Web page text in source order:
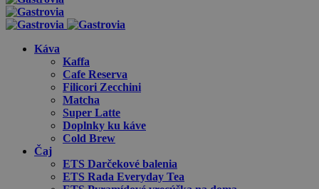
Káva
Kaffa
Cafe Reserva
Filicori Zecchini
Matcha
Super Latte
Doplnky ku káve
Cold Brew
Čaj
ETS Darčekové balenia
ETS Rada Everyday Tea